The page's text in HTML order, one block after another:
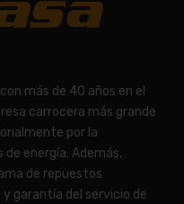
más de 40 años en el
carrocera más grande
por la
energía. Además,
de repuestos
y garantía del servicio de